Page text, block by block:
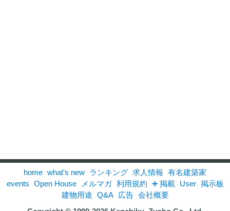
home what's new ランキング 求人情報 有名建築家
events Open House メルマガ 利用規約 ➕ 掲載 User 掲示板
建物用途 Q&A 広告 会社概要